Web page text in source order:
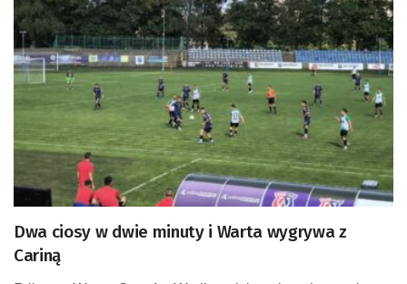
Dwa ciosy w dwie minuty i Warta wygrywa z
Cariną